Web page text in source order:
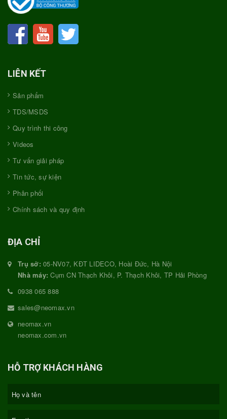
LIÊN KẾT
Sản phẩm
TDS/MSDS
Quy trình thi công
Videos
Tư vấn giải pháp
Tin tức, sự kiện
Phân phối
Chính sách và quy định
ĐỊA CHỈ
Trụ sở: 05-NV07, KĐT LIDECO, Hoài Đức, Hà Nội
Nhà máy: Cụm CN Thạch Khôi, P. Thạch Khôi, TP Hải Phòng
0938 065 888
sales@neomax.vn
neomax.vn
neomax.com.vn
HỖ TRỢ KHÁCH HÀNG